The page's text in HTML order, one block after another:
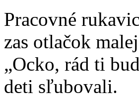
Pracovné
zas otlačok
„Ocko, rád ti
deti sľubovali.